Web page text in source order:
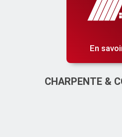
En
CHARPENTE &